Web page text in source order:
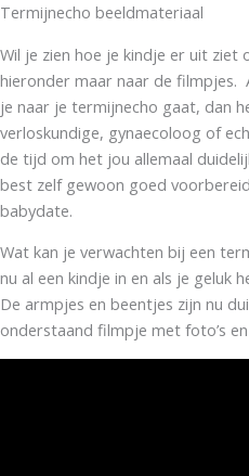
Termijnecho beeldmateriaal
Wil je zien hoe je kindje er uit
hieronder maar naar de filmpjes.
je naar je termijnecho gaat, dan
verloskundige, gynaecoloog of
de tijd om het jou allemaal
best zelf gewoon goed
babydate.
Wat kan je verwachten bij een
nu al een kindje in en als je geluk
De armpjes en beentjes zijn nu
onderstaand filmpje met foto’s